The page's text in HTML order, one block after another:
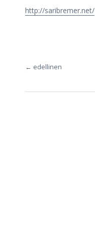
http://saribremer.net/
← edellinen